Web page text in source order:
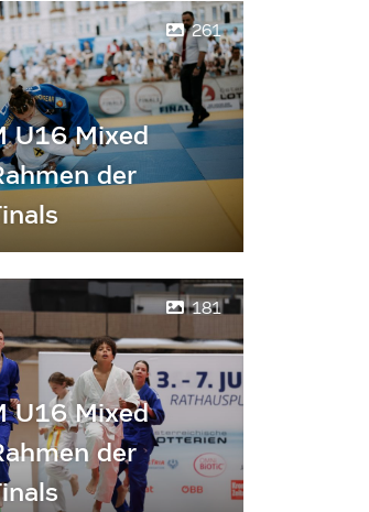
261
U16 Mixed
der
181
U16 Mixed
der